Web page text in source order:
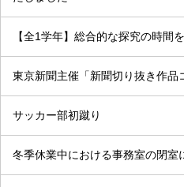
【全1学年】総合的な探究の時間
東京新聞主催「新聞切り抜き作品
サッカー部初蹴り
冬季休業中における事務室の閉室